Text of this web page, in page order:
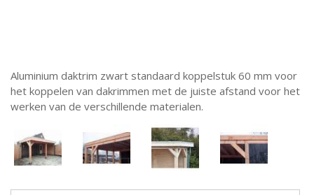
Aluminium daktrim zwart standaard koppelstuk 60 mm voor
het koppelen van dakrimmen met de juiste afstand voor het
werken van de verschillende materialen.